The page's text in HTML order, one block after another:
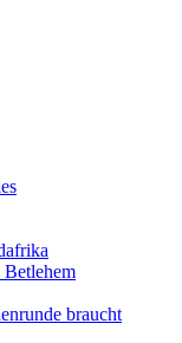
Betlehem
braucht